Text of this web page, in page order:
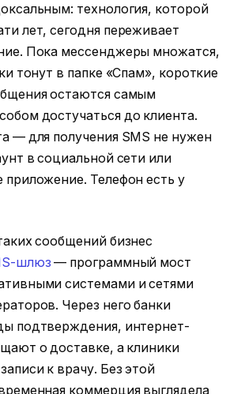
технология, которой
лет, сегодня переживает
Пока мессенджеры множатся,
тонут в папке «Спам», короткие
остаются самым
достучаться до клиента.
— для получения SMS не нужен
в социальной сети или
приложение. Телефон есть у
сообщений бизнес
шлюз — программный мост
системами и сетями
Через него банки
подтверждения, интернет-
о доставке, а клиники
к врачу. Без этой
коммерция выглядела